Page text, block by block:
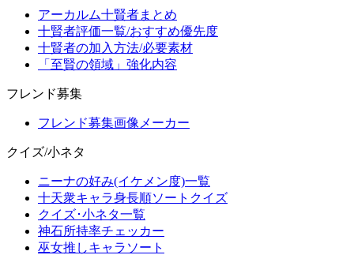
アーカルム十賢者まとめ
十賢者評価一覧/おすすめ優先度
十賢者の加入方法/必要素材
「至賢の領域」強化内容
フレンド募集
フレンド募集画像メーカー
クイズ/小ネタ
ニーナの好み(イケメン度)一覧
十天衆キャラ身長順ソートクイズ
クイズ･小ネタ一覧
神石所持率チェッカー
巫女推しキャラソート